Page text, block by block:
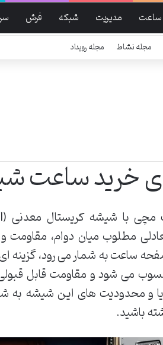
ساعت مدیریت شبکه فرش
مجله نشاط مجله رویداد
خرید ساعت
مطلوب میان دوام،
ساعت به شمار می رود، گزینه ای
می شود و مقاومت قابل
و محدودیت های این شیشه به
باشید.